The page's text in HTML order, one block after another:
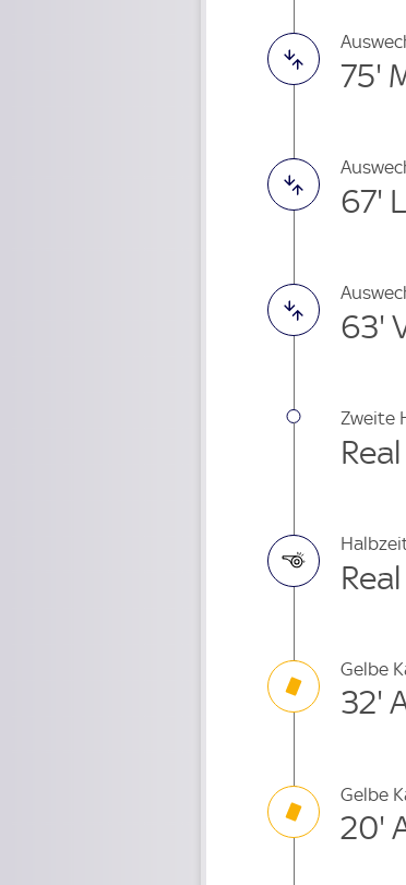
75'
67'
63'
Zweite
Gelbe
32'
Gelbe
20'